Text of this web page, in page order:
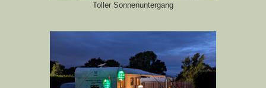
Toller Sonnenuntergang